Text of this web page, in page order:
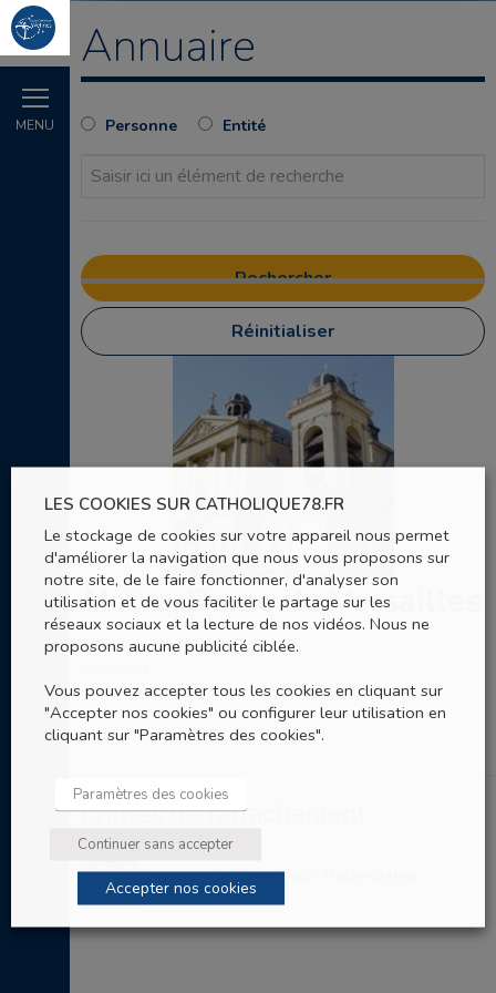
MENU
Annuaire
Personne Entité
Réinitialiser
Notre-Dame de Versailles
35 , rue de la Paroisse
Entités de rattachement
Paroisse de Versailles - Notre-Dame
LES COOKIES SUR CATHOLIQUE78.FR
Le stockage de cookies sur votre appareil nous permet
d'améliorer la navigation que nous vous proposons sur
notre site, de le faire fonctionner, d'analyser son
utilisation et de vous faciliter le partage sur les
réseaux sociaux et la lecture de nos vidéos. Nous ne
proposons aucune publicité ciblée.
Vous pouvez accepter tous les cookies en cliquant sur
"Accepter nos cookies" ou configurer leur utilisation en
cliquant sur "Paramètres des cookies".
Paramètres des cookies
Continuer sans accepter
Accepter nos cookies